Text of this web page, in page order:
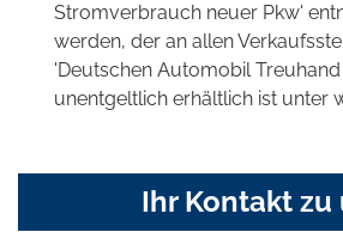
Stromverbrauch neuer Pkw'
werden, der an allen
'Deutschen Automobil
unentgeltlich erhältlich ist unter
Ihr Kontakt zu